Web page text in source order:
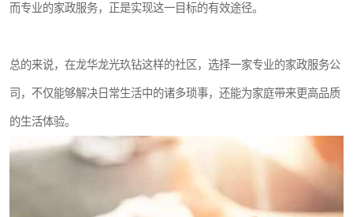
而专业的家政服务，正是实现这一目标的有效途径。
总的来说，在龙华龙光玖钻这样的社区，选择一家专业的家政服务公
司，不仅能够解决日常生活中的诸多琐事，还能为家庭带来更高品质
的生活体验。